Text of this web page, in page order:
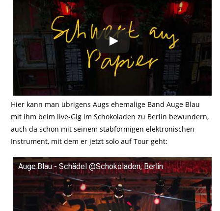
Hier kann man übrigens Augs ehemalige Band Auge Blau
mit ihm beim live-Gig im Schokoladen zu Berlin bewundern,
auch da schon mit seinem stabförmigen elektronischen
Instrument, mit dem er jetzt solo auf Tour geht:
Auge.Blau - Schädel @Schokoladen, Berlin